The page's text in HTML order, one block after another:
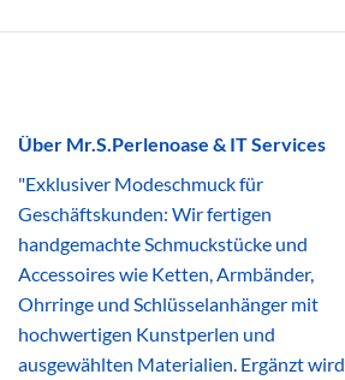
Über Mr.S.Perlenoase & IT Services
"Exklusiver Modeschmuck für
Geschäftskunden: Wir fertigen
handgemachte Schmuckstücke und
Accessoires wie Ketten, Armbänder,
Ohrringe und Schlüsselanhänger mit
hochwertigen Kunstperlen und
ausgewählten Materialien. Ergänzt wird